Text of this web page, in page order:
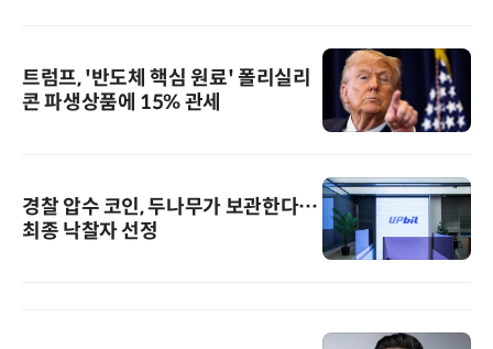
트럼프, '반도체 핵심 원료' 폴리실리
콘 파생상품에 15% 관세
경찰 압수 코인, 두나무가 보관한다…
최종 낙찰자 선정